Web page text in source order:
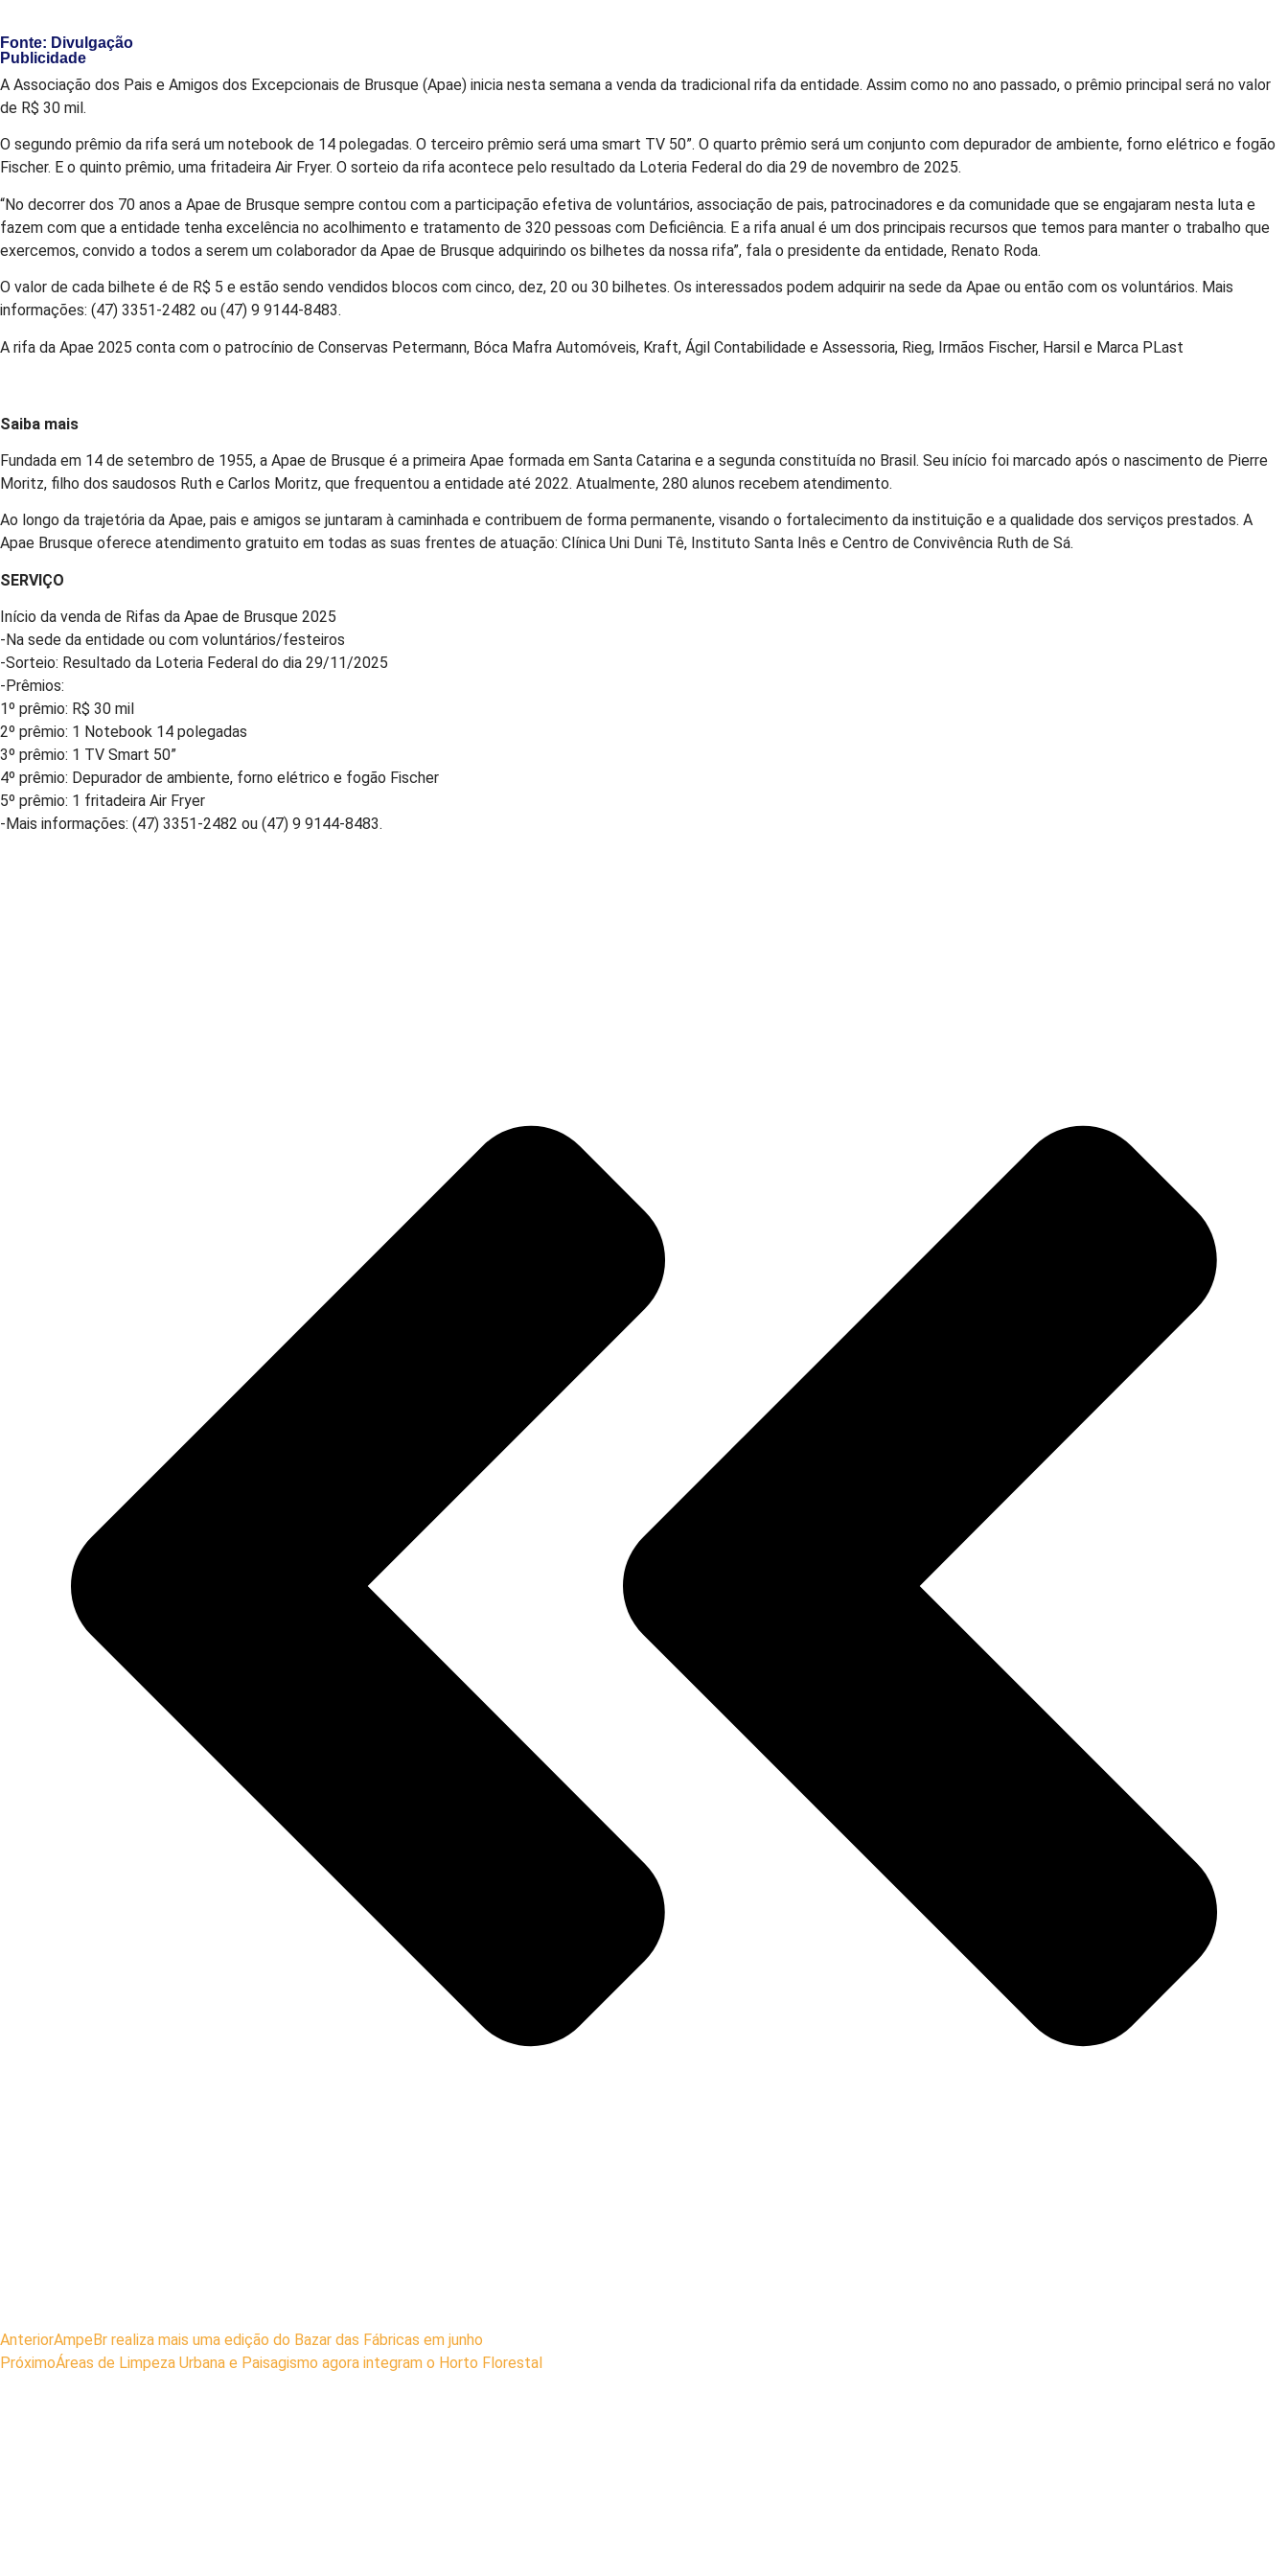
Fonte: Divulgação
Publicidade
A Associação dos Pais e Amigos dos Excepcionais de Brusque (Apae) inicia nesta semana a venda da tradicional rifa da entidade. Assim como no ano passado, o prêmio principal será no valor
de R$ 30 mil.
O segundo prêmio da rifa será um notebook de 14 polegadas. O terceiro prêmio será uma smart TV 50”. O quarto prêmio será um conjunto com depurador de ambiente, forno elétrico e fogão
Fischer. E o quinto prêmio, uma fritadeira Air Fryer. O sorteio da rifa acontece pelo resultado da Loteria Federal do dia 29 de novembro de 2025.
“No decorrer dos 70 anos a Apae de Brusque sempre contou com a participação efetiva de voluntários, associação de pais, patrocinadores e da comunidade que se engajaram nesta luta e
fazem com que a entidade tenha excelência no acolhimento e tratamento de 320 pessoas com Deficiência. E a rifa anual é um dos principais recursos que temos para manter o trabalho que
exercemos, convido a todos a serem um colaborador da Apae de Brusque adquirindo os bilhetes da nossa rifa”, fala o presidente da entidade, Renato Roda.
O valor de cada bilhete é de R$ 5 e estão sendo vendidos blocos com cinco, dez, 20 ou 30 bilhetes. Os interessados podem adquirir na sede da Apae ou então com os voluntários. Mais
informações: (47) 3351-2482 ou (47) 9 9144-8483.
A rifa da Apae 2025 conta com o patrocínio de Conservas Petermann, Bóca Mafra Automóveis, Kraft, Ágil Contabilidade e Assessoria, Rieg, Irmãos Fischer, Harsil e Marca PLast
Saiba mais
Fundada em 14 de setembro de 1955, a Apae de Brusque é a primeira Apae formada em Santa Catarina e a segunda constituída no Brasil. Seu início foi marcado após o nascimento de Pierre
Moritz, filho dos saudosos Ruth e Carlos Moritz, que frequentou a entidade até 2022. Atualmente, 280 alunos recebem atendimento.
Ao longo da trajetória da Apae, pais e amigos se juntaram à caminhada e contribuem de forma permanente, visando o fortalecimento da instituição e a qualidade dos serviços prestados. A
Apae Brusque oferece atendimento gratuito em todas as suas frentes de atuação: Clínica Uni Duni Tê, Instituto Santa Inês e Centro de Convivência Ruth de Sá.
SERVIÇO
Início da venda de Rifas da Apae de Brusque 2025
-Na sede da entidade ou com voluntários/festeiros
-Sorteio: Resultado da Loteria Federal do dia 29/11/2025
-Prêmios:
1º prêmio: R$ 30 mil
2º prêmio: 1 Notebook 14 polegadas
3º prêmio: 1 TV Smart 50”
4º prêmio: Depurador de ambiente, forno elétrico e fogão Fischer
5º prêmio: 1 fritadeira Air Fryer
-Mais informações: (47) 3351-2482 ou (47) 9 9144-8483.
AnteriorAmpeBr realiza mais uma edição do Bazar das Fábricas em junho
PróximoÁreas de Limpeza Urbana e Paisagismo agora integram o Horto Florestal